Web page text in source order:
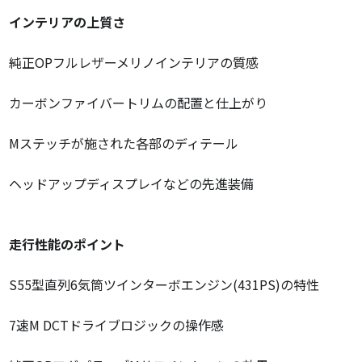
インテリアの上質さ
純正OPフルレザーメリノインテリアの質感
カーボンファイバートリムの配置と仕上がり
Mステッチが施された各部のディテール
ヘッドアップディスプレイなどの先進装備
走行性能のポイント
S55型直列6気筒ツインターボエンジン(431PS)の特性
7速M DCTドライブロジックの操作感